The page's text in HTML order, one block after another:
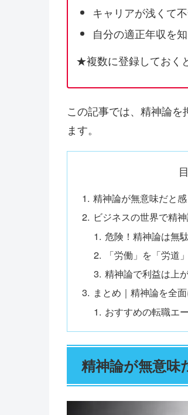
キャリアが浅くて
自分の適正年収を
★複数に登録しておく
この記事では、精神論
ます。
精神論が無意味だと
ビジネスの世界で精
危険！精神論は無
「労働」を「労道
精神論で利益は上
まとめ｜精神論を全
おすすめの転職エ
精神論が無意味